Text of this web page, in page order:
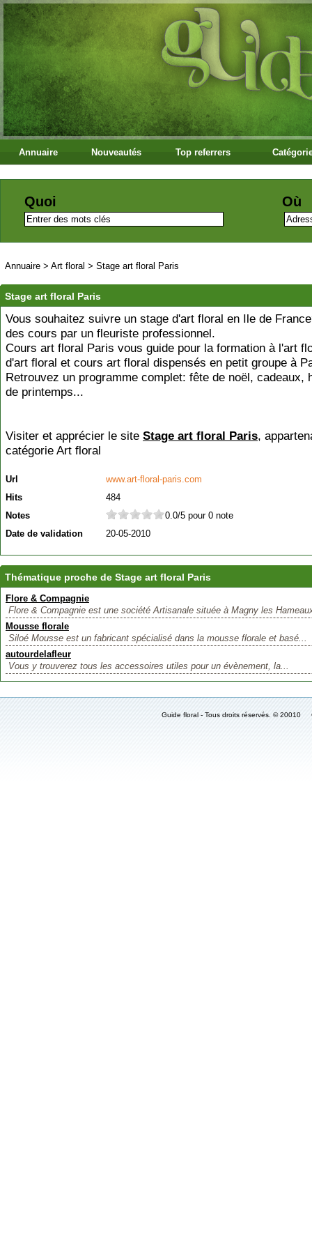
Annuaire Nouveautés Top referrers
Quoi Où
Annuaire > Art floral > Stage art floral Paris
Stage art floral Paris
Vous souhaitez suivre un stage d'art floral en Ile de
des cours par un fleuriste professionnel.
Cours art floral Paris vous guide pour la formation à l'art
d'art floral et cours art floral dispensés en petit groupe à
Retrouvez un programme complet: fête de noël, cadeaux,
de printemps...
Visiter et apprécier le site Stage art floral Paris,
catégorie Art floral
Url
www.art-floral-paris.com
Hits
484
Notes
0.0/5 pour 0 note
Date de validation
20-05-2010
Thématique proche de Stage art floral Paris
Flore & Compagnie
Flore & Compagnie est une société Artisanale située à Magny les
Mousse florale
Siloé Mousse est un fabricant spécialisé dans la mousse florale et basé...
autourdelafleur
Vous y trouverez tous les accessoires utiles pour un évènement, la...
Guide floral - Tous droits réservés. ©